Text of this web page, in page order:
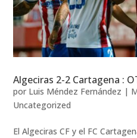
Algeciras 2-2 Cartagena :
por Luis Méndez Fernández |
Uncategorized
El Algeciras CF y el FC